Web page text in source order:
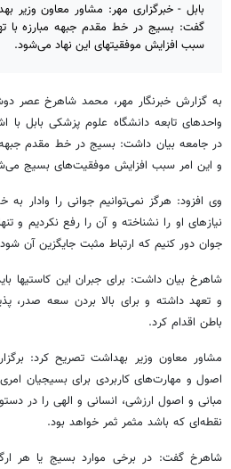
بابل - خبرگزاری مهر: مشاور معاون
گفت: بسیج در خط مقدم جبهه مبارزه با
سبب افزایش موفقیتهای این نهاد می‌شود.
به گزارش خبرنگار مهر، محمد شاهرخ عصر
واحدهای تابعه دانشگاه علوم پزشکی بابل
در جامعه بیان داشت: بسیج در خط مقدم جبهه
و این امر سبب افزایش موفقیت‌های بسیج
وی افزود: هرگز نمی‌توانیم جوانی را وادار به
نیازهای او را نشناخته و آن را رفع نکردیم و
جوان دور کنیم که ارتباط مثبت جایگزین آن
شاهرخ بیان داشت: برای جبران این
و تعهد داشته و برای بالا بردن سعه صدر،
باطن اقدام کرد.
مشاور معاون وزیر بهداشت تصریح کرد:
اصول و مهارت‌های کاربردی برای بسیجیان
مبانی و اصول ارزشی، انسانی و الهی را در
نقطه‌ای که باشد مثمر ثمر خواهد بود‌.
شاهرخ گفت: در برخی موارد بسیج یا هر